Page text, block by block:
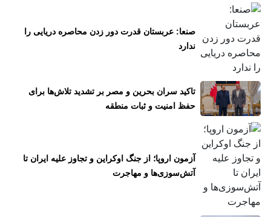
صنعا: عربستان قدرت دور زدن محاصره دریایی را
ندارد
تاکید سران بحرین و مصر بر تشدید تلاش‌ها برای
حفظ امنیت و ثبات منطقه
آزمون اروپا؛ از جنگ اوکراین و تجاوز علیه ایران تا
آتش‌سوزی‌ها و مهاجرت